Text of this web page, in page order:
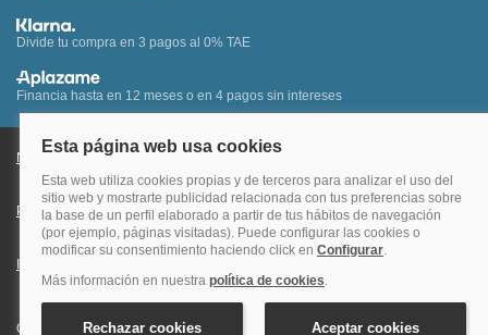
Divide tu compra en 3 pagos al 0% TAE
Financia hasta en 12 meses o en 4 pagos sin intereses
Nota legal y condiciones de uso de la página web
Política de Privacidad Condiciones Generales de Contratación
Quehoteles.com - Especialistas en hoteles © Copyright Veturis Travel S.A.